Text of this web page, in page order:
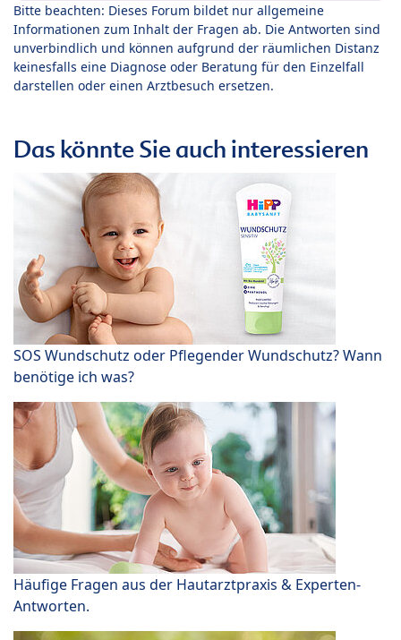
Bitte beachten: Dieses Forum bildet nur allgemeine
Informationen zum Inhalt der Fragen ab. Die Antworten sind
unverbindlich und können aufgrund der räumlichen Distanz
keinesfalls eine Diagnose oder Beratung für den Einzelfall
darstellen oder einen Arztbesuch ersetzen.
Das könnte Sie auch interessieren
SOS Wundschutz oder Pflegender Wundschutz? Wann
benötige ich was?
Häufige Fragen aus der Hautarztpraxis & Experten-
Antworten.